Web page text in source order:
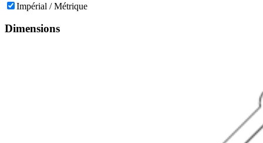
Impérial / Métrique
Dimensions